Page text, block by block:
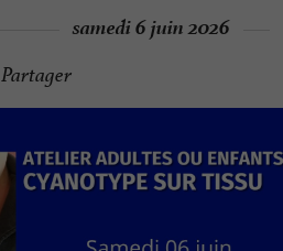
samedi 6 juin 2026
Partager